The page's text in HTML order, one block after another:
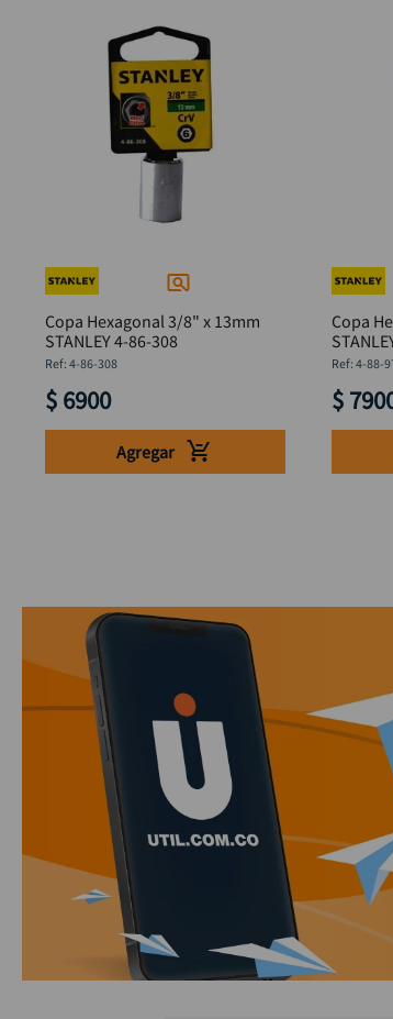
Copa Hexagonal 3/8" x 13mm
STANLEY 4-86-308
: 4-86-308
$ 6900
Agregar
Copa
: 4-88-
$